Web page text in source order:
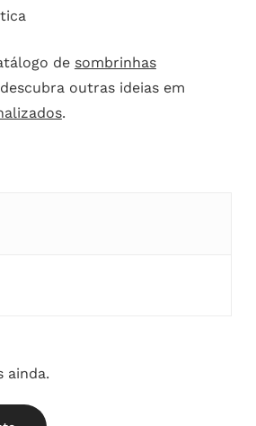
de sombrinhas
outras ideias em
.
ainda.